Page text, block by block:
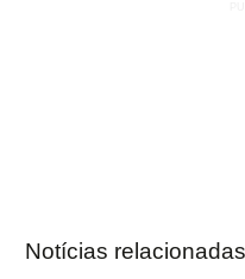
Notícias relacionadas